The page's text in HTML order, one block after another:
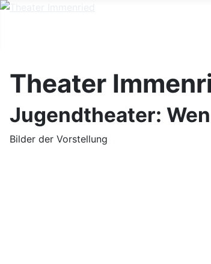
Theater
Jugendtheater:
Bilder der Vorstellung